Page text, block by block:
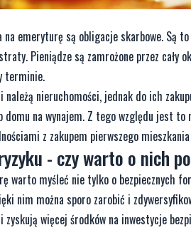
na emeryturę są obligacje skarbowe.
Pieniądze są zamrożone przez
terminie.
należą nieruchomości, jednak do ich
domu na wynajem. Z tego względu jest
z zakupem pierwszego
- czy warto o nich
warto myśleć nie tylko o bezpiecznych
nim można sporo zarobić i
zyskują więcej środków na inwestycje